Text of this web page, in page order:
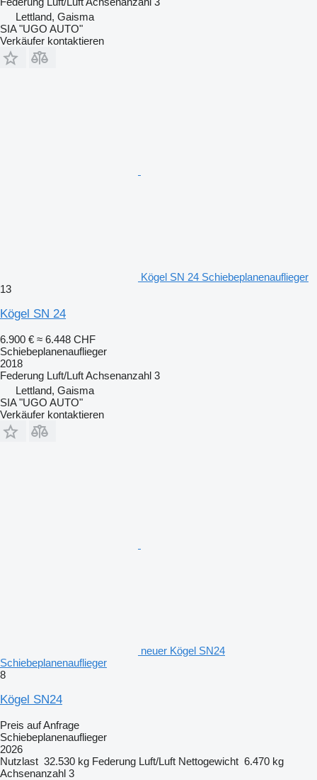
Lettland, Gaisma
SIA "UGO AUTO"
Verkäufer kontaktieren
Kögel SN 24 Schiebeplanenauflieger
13
Kögel SN 24
6.900 € ≈ 6.448 CHF
Schiebeplanenauflieger
2018
Federung Luft/LuftAchsenanzahl 3
Lettland, Gaisma
SIA "UGO AUTO"
Verkäufer kontaktieren
neuer Kögel SN24
Schiebeplanenauflieger
8
Kögel SN24
Preis auf Anfrage
Schiebeplanenauflieger
2026
Nutzlast 32.530 kg Federung Luft/Luft Nettogewicht 6.470 kg
Achsenanzahl 3